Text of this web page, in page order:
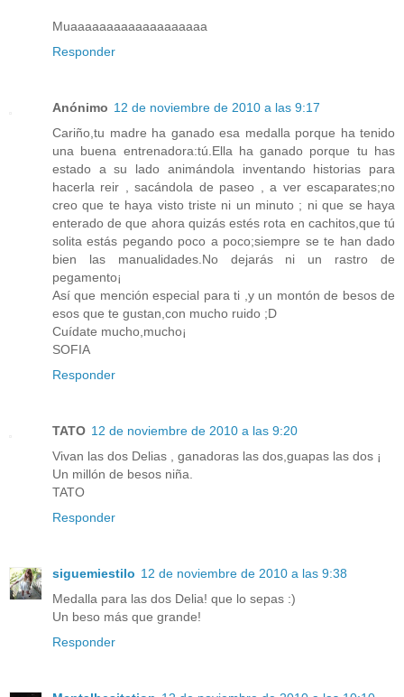
Muaaaaaaaaaaaaaaaaaaa
Responder
Anónimo 12 de noviembre de 2010 a las 9:17
Cariño,tu madre ha ganado esa medalla porque ha tenido
una buena entrenadora:tú.Ella ha ganado porque tu has
estado a su lado animándola inventando historias para
hacerla reir , sacándola de paseo , a ver escaparates;no
creo que te haya visto triste ni un minuto ; ni que se haya
enterado de que ahora quizás estés rota en cachitos,que tú
solita estás pegando poco a poco;siempre se te han dado
bien las manualidades.No dejarás ni un rastro de
pegamento¡
Así que mención especial para ti ,y un montón de besos de
esos que te gustan,con mucho ruido ;D
Cuídate mucho,mucho¡
SOFIA
Responder
TATO 12 de noviembre de 2010 a las 9:20
Vivan las dos Delias , ganadoras las dos,guapas las dos ¡
Un millón de besos niña.
TATO
Responder
siguemiestilo 12 de noviembre de 2010 a las 9:38
Medalla para las dos Delia! que lo sepas :)
Un beso más que grande!
Responder